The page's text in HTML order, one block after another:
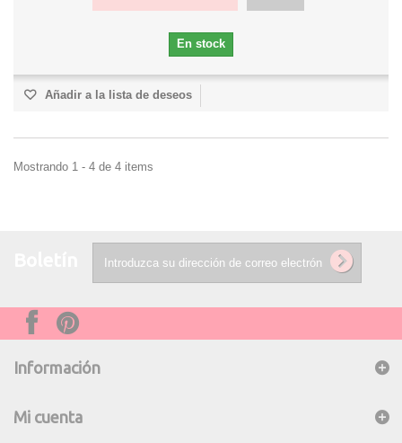
En stock
Añadir a la lista de deseos
Mostrando 1 - 4 de 4 items
Información
Mi cuenta